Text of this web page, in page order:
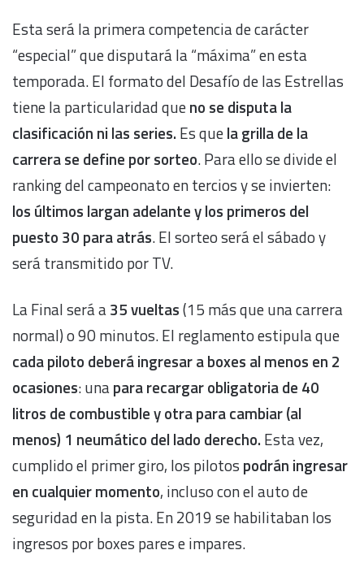
Esta será la primera competencia de carácter
“especial” que disputará la “máxima” en esta
temporada. El formato del Desafío de las Estrellas
tiene la particularidad queno se disputa la
clasificación ni las series. Es quela grilla de la
carrera se define por sorteo. Para ello se divide el
ranking del campeonato en tercios y se invierten:
los últimos largan adelante y los primeros del
puesto 30 para atrás. El sorteo será el sábado y
será transmitido por TV.
La Final será a35 vueltas(15 más que una carrera
normal) o 90 minutos. El reglamento estipula que
cada piloto deberá ingresar a boxes al menos en 2
ocasiones: unapara recargar obligatoria de 40
litros de combustible y otra paracambiar (al
menos) 1 neumático del lado derecho. Esta vez,
cumplido el primer giro, los pilotos podrán ingresar
en cualquier momento, incluso con el auto de
seguridad en la pista. En 2019 se habilitaban los
ingresos por boxes pares e impares.